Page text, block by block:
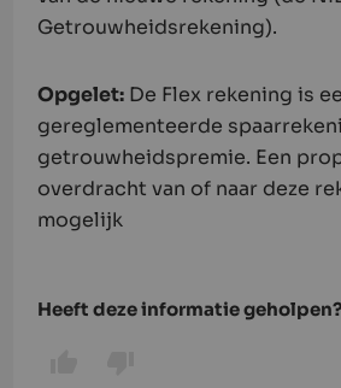
Getrouwheidsrekening).
Opgelet:De Flex rekening is
gereglementeerde
getrouwheidspremie. Een
overdracht van of naar deze
mogelijk
Heeft deze informatie geholpen?